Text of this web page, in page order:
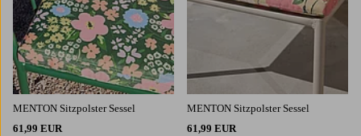
MENTON Sitzpolster Sessel
61,99 EUR
MENTON Sitzpolster Sessel
61,99 EUR